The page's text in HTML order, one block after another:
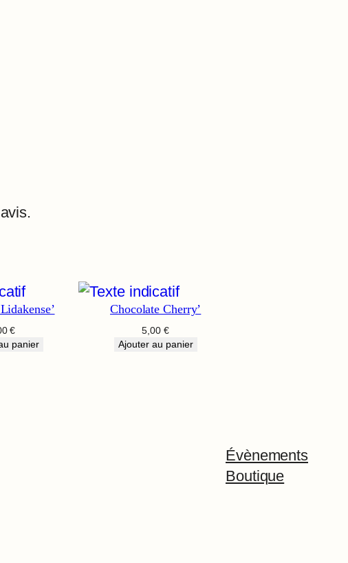
€
panier
Chocolate Cherry’
5,00 €
Ajouter au panier
Évènements
Boutique